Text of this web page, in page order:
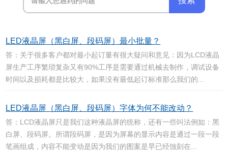
LED液晶屏（黑白屏、段码屏）最小批量？
答：关于很多客户都对最小起订量有很大疑问和意见：因为LCD液晶
屏生产工序繁琐复杂又有90%工序是需要通过机械去制作，调试设备
时间以及损耗都是比较大，如果没有最低起订标准那么我们的...
LED液晶屏（黑白屏、段码屏）字体为何不能改动？
答：LCD液晶屏只是我们这种液晶屏的统称，还有一些叫法例如：黑
白屏、段码屏。所谓段码屏，是因为屏幕的显示内容是通过一段一段
笔画组成，内容不能变动是因为我们的图案是早已经蚀刻在...